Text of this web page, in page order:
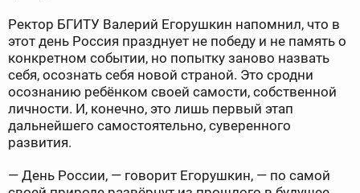
Ректор БГИТУ Валерий Егорушкин напомнил, что в
этот день Россия празднует не победу и не память о
конкретном событии, но попытку заново назвать
себя, осознать себя новой страной. Это сродни
осознанию ребёнком своей самости, собственной
личности. И, конечно, это лишь первый этап
дальнейшего самостоятельно, суверенного
развития.
— День России, — говорит Егорушкин, — по самой